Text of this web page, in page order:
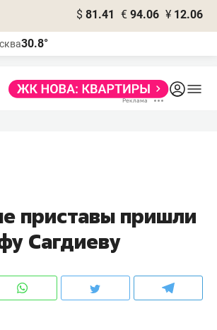
$ 81.41 € 94.06 ¥ 12.06
30.8°
приставы пришли
Сагдиеву